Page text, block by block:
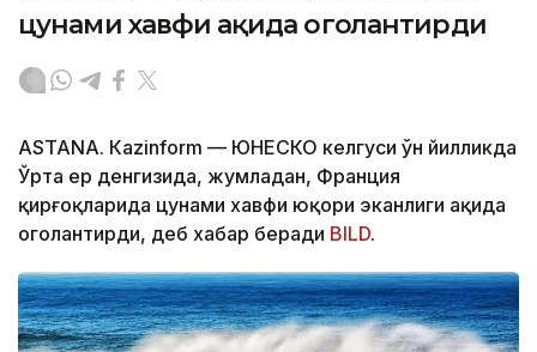
цунами хавфи ҳақида огоҳлантирди
ASTANА. Кazinform — ЮНEСКО келгуси ўн йилликда
Ўрта ер денгизида, жумладан, Франция
қирғоқларида цунами хавфи юқори эканлиги ҳақида
огоҳлантирди, деб хабар беради BILD.